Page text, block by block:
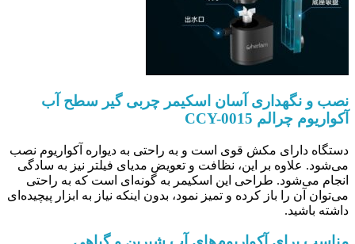
نصب و نگهداری آسان اسکیمر چربی گیر سطح آب
آکواریوم چرالم CCY-0015
دستگاه دارای مکش قوی است و به راحتی به دیواره آکواریوم نصب
می‌شود. علاوه بر این، نظافت و تعویض مدیای فیلتر نیز به سادگی
انجام می‌شود. طراحی این اسکیمر به گونه‌ای است که به راحتی
می‌توان آن را باز کرده و تمیز نمود، بدون اینکه نیاز به ابزار پیچیده‌ای
داشته باشید.